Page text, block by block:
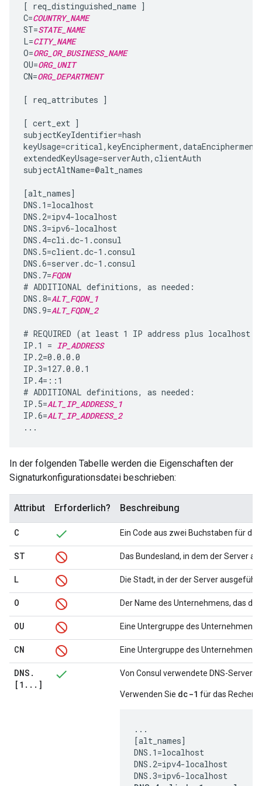
[ req_distinguished_name ]
C=COUNTRY_NAME
ST=STATE_NAME
L=CITY_NAME
O=ORG_OR_BUSINESS_NAME
OU=ORG_UNIT
CN=ORG_DEPARTMENT
[ req_attributes ]
[ cert_ext ]
subjectKeyIdentifier=hash
keyUsage=critical,keyEncipherment,dataEncipherment
extendedKeyUsage=serverAuth,clientAuth
subjectAltName=@alt_names
[alt_names]
DNS.1=localhost
DNS.2=ipv4-localhost
DNS.3=ipv6-localhost
DNS.4=cli.dc-1.consul
DNS.5=client.dc-1.consul
DNS.6=server.dc-1.consul
DNS.7=FQDN
# ADDITIONAL definitions, as needed:
DNS.8=ALT_FQDN_1
DNS.9=ALT_FQDN_2
# REQUIRED (at least 1 IP address plus localhost
IP.1 = IP_ADDRESS
IP.2=0.0.0.0
IP.3=127.0.0.1
IP.4=::1
# ADDITIONAL definitions, as needed:
IP.5=ALT_IP_ADDRESS_1
IP.6=ALT_IP_ADDRESS_2
...
In der folgenden Tabelle werden die Eigenschaften der
Signaturkonfigurationsdatei beschrieben:
Attribut Erforderlich? Beschreibung
C Ein Code aus zwei Buchstaben für
ST Das Bundesland, in dem der Server
L Die Stadt, in der der Server
O Der Name des Unternehmens, das
OU Eine Untergruppe des Unternehmens.
CN Eine Untergruppe des Unternehmens.
DNS .
[1 . . . ]
Von Consul verwendete DNS-Server.
Verwenden Sie dc-1 für das
...
[alt_names]
DNS.1=localhost
DNS.2=ipv4-localhost